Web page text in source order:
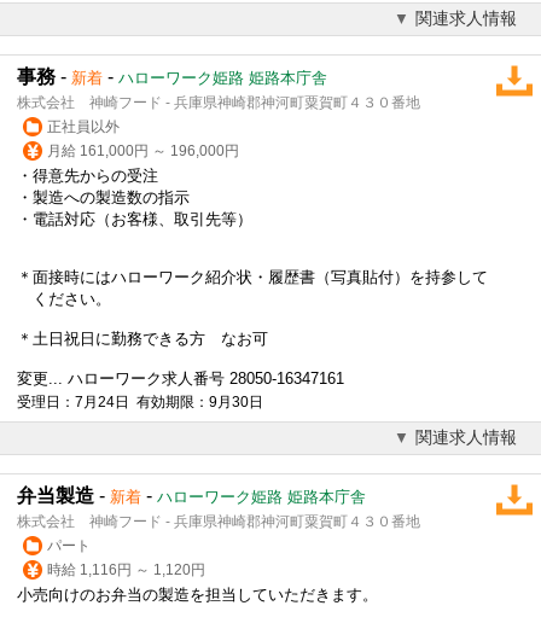
関連求人情報
事務 - 新着 - ハローワーク姫路 姫路本庁舎
株式会社 神崎フード - 兵庫県神崎郡神河町粟賀町４３０番地
正社員以外
月給 161,000円 ～ 196,000円
・得意先からの受注
・製造への製造数の指示
・電話対応（お客様、取引先等）
＊面接時にはハローワーク紹介状・履歴書（写真貼付）を持参して
ください。
＊土日祝日に勤務できる方 なお可
変更... ハローワーク求人番号 28050-16347161
受理日：7月24日 有効期限：9月30日
関連求人情報
弁当製造 - 新着 - ハローワーク姫路 姫路本庁舎
株式会社 神崎フード - 兵庫県神崎郡神河町粟賀町４３０番地
パート
時給 1,116円 ～ 1,120円
小売向けのお弁当の製造を担当していただきます。